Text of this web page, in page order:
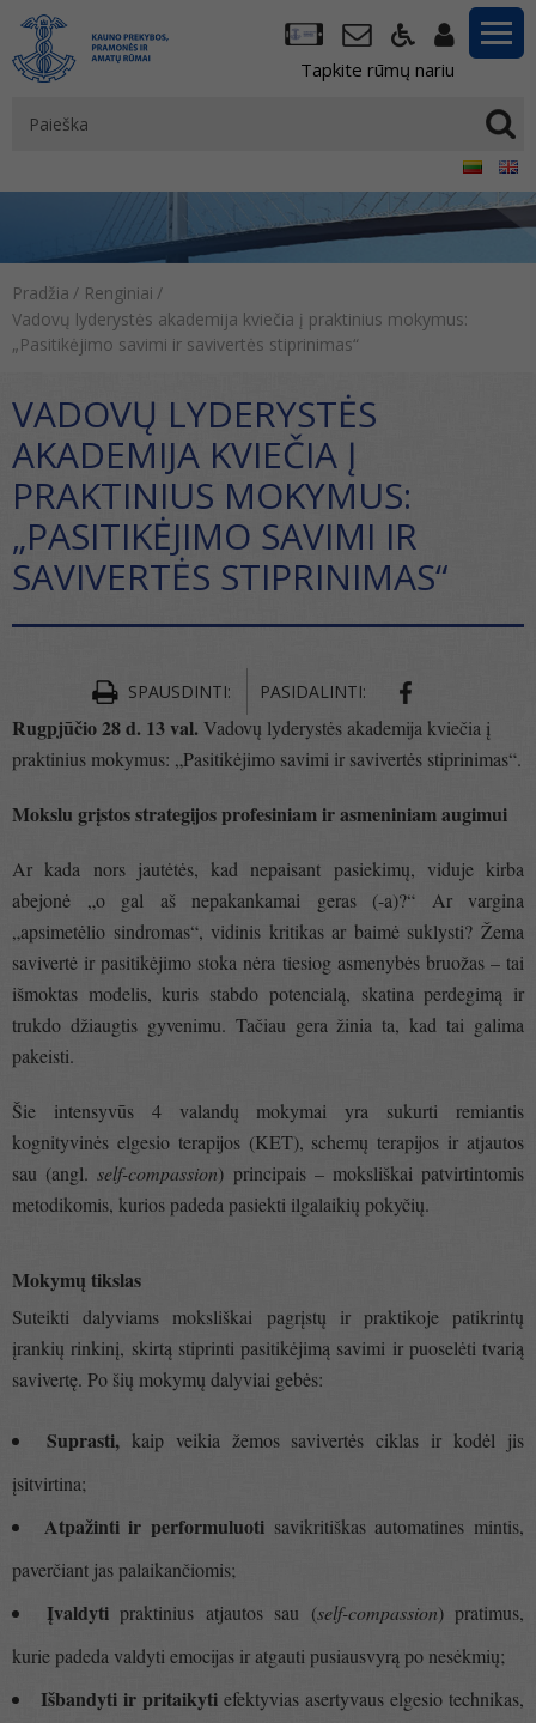
Tapkite rūmų nariu
Pradžia / Renginiai /
Vadovų lyderystės akademija kviečia į praktinius mokymus:
„Pasitikėjimo savimi ir savivertės stiprinimas“
VADOVŲ LYDERYSTĖS
AKADEMIJA KVIEČIA Į
PRAKTINIUS MOKYMUS:
„PASITIKĖJIMO SAVIMI IR
SAVIVERTĖS STIPRINIMAS“
SPAUSDINTI: PASIDALINTI:
Rugpjūčio 28 d. 13 val. Vadovų lyderystės akademija kviečia į
praktinius mokymus: „Pasitikėjimo savimi ir savivertės stiprinimas“.
Mokslu grįstos strategijos profesiniam ir asmeniniam augimui
Ar kada nors jautėtės, kad nepaisant pasiekimų, viduje kirba
abejonė „o gal aš nepakankamai geras (-a)?“ Ar vargina
„apsimetėlio sindromas“, vidinis kritikas ar baimė suklysti? Žema
savivertė ir pasitikėjimo stoka nėra tiesiog asmenybės bruožas – tai
išmoktas modelis, kuris stabdo potencialą, skatina perdegimą ir
trukdo džiaugtis gyvenimu. Tačiau gera žinia ta, kad tai galima
pakeisti.
Šie intensyvūs 4 valandų mokymai yra sukurti remiantis
kognityvinės elgesio terapijos (KET), schemų terapijos ir atjautos
sau (angl.self-compassion) principais – moksliškai patvirtintomis
metodikomis, kurios padeda pasiekti ilgalaikių pokyčių.
Mokymų tikslas
Suteikti dalyviams moksliškai pagrįstų ir praktikoje patikrintų
įrankių rinkinį, skirtą stiprinti pasitikėjimą savimi ir puoselėti tvarią
savivertę. Po šių mokymų dalyviai gebės:
Suprasti,kaip veikia žemos savivertės ciklas ir kodėl jis
įsitvirtina;
Atpažinti ir performuluoti savikritiškas automatines mintis,
paverčiant jas palaikančiomis;
Įvaldytipraktinius atjautos sau (self-compassion) pratimus,
kurie padeda valdyti emocijas ir atgauti pusiausvyrą po nesėkmių;
Išbandyti ir pritaikyti efektyvias asertyvaus elgesio technikas,